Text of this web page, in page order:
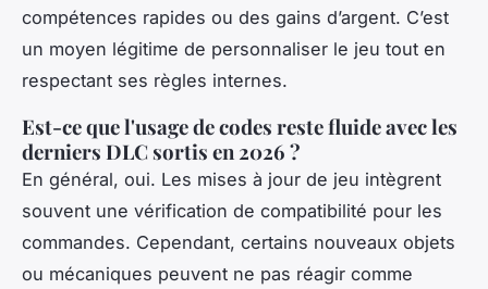
compétences rapides ou des gains d’argent. C’est
un moyen légitime de personnaliser le jeu tout en
respectant ses règles internes.
Est-ce que l'usage de codes reste fluide avec les
derniers DLC sortis en 2026 ?
En général, oui. Les mises à jour de jeu intègrent
souvent une vérification de compatibilité pour les
commandes. Cependant, certains nouveaux objets
ou mécaniques peuvent ne pas réagir comme